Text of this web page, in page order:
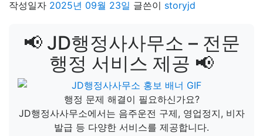
작성일자 2025년 09월 23일 글쓴이 storyjd
📢 JD행정사사무소 – 전문
행정 서비스 제공 📢
행정 문제 해결이 필요하신가요?
JD행정사사무소에서는 음주운전 구제, 영업정지, 비자
발급 등 다양한 서비스를 제공합니다.